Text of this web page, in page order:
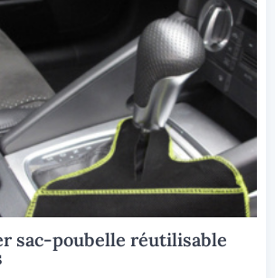
sac-poubelle réutilisable